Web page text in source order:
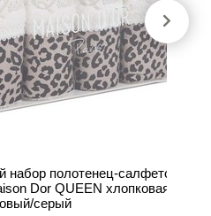
набор полотенец-салфеток
Dor QUEEN хлопковая
серый